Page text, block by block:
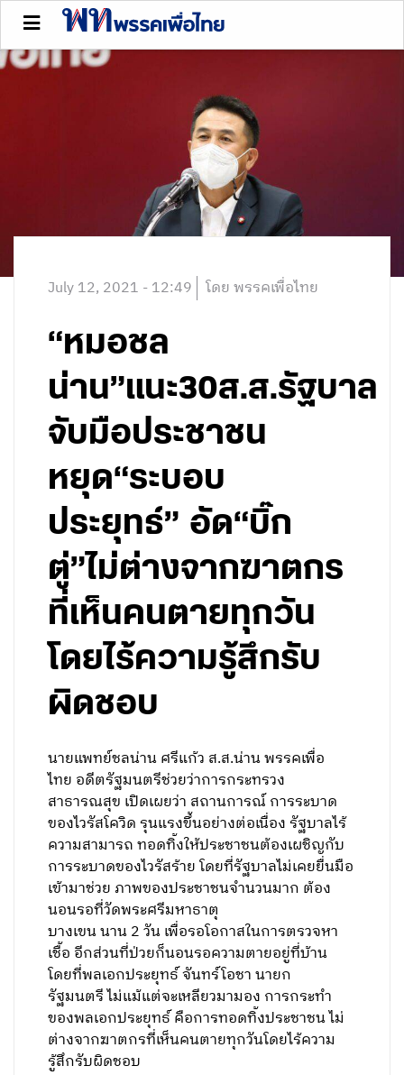
July 12, 2021 - 12:49 โดย พรรคเพื่อไทย
“หมอชล
น่าน”แนะ30ส.ส.รัฐบาล
จับมือประชาชน
หยุด“ระบอบ
ประยุทธ์” อัด“บิ๊ก
ตู่”ไม่ต่างจากฆาตกร
ที่เห็นคนตายทุกวัน
โดยไร้ความรู้สึกรับ
ผิดชอบ
นายแพทย์ชลน่าน ศรีแก้ว ส.ส.น่าน พรรคเพื่อ
ไทย อดีตรัฐมนตรีช่วยว่าการกระทรวง
สาธารณสุข เปิดเผยว่า สถานการณ์ การระบาด
ของไวรัสโควิด รุนแรงขึ้นอย่างต่อเนื่อง รัฐบาลไร้
ความสามารถ ทอดทิ้งให้ประชาชนต้องเผชิญกับ
การระบาดของไวรัสร้าย โดยที่รัฐบาลไม่เคยยื่นมือ
เข้ามาช่วย ภาพของประชาชนจำนวนมาก ต้อง
นอนรอที่วัดพระศรีมหาธาตุ
บางเขน นาน 2 วัน เพื่อรอโอกาสในการตรวจหา
เชื้อ อีกส่วนที่ป่วยก็นอนรอความตายอยู่ที่บ้าน
โดยที่พลเอกประยุทธ์ จันทร์โอชา นายก
รัฐมนตรี ไม่แม้แต่จะเหลียวมามอง การกระทำ
ของพลเอกประยุทธ์ คือการทอดทิ้งประชาชน ไม่
ต่างจากฆาตกรที่เห็นคนตายทุกวันโดยไร้ความ
รู้สึกรับผิดชอบ